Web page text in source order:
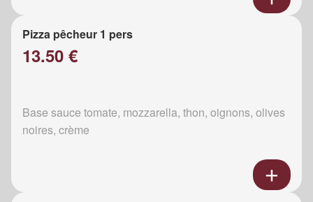
Pizza pêcheur 1 pers
13.50 €
Base sauce tomate, mozzarella, thon, oignons, olives
noires, crème